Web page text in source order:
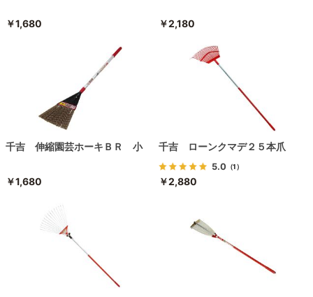
￥1,680 ￥2,180
千吉 伸縮園芸ホーキＢＲ 小
￥1,680
千吉 ローンクマデ２５本爪
5.0 （1）
￥2,880